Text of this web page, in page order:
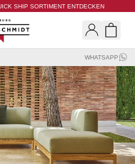
SHIP SORTIMENT ENTDECKEN
WHATSAPP